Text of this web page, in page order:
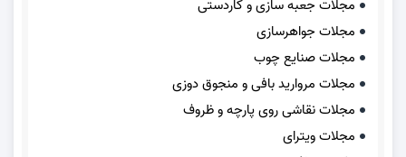
مجلات جعبه سازی و کاردستی
مجلات جواهرسازی
مجلات صنایع چوب
مجلات مروارید بافی و منجوق دوزی
مجلات نقاشی روی پارچه و ظروف
مجلات ویترای